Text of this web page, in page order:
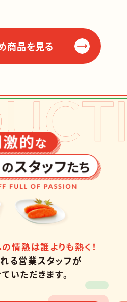
商品を見る
情熱は誰よりも熱く！
る営業スタッフが
いただきます。